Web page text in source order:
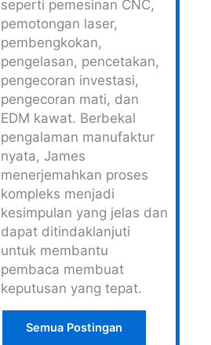
seperti pemesinan CNC,
pemotongan laser,
pembengkokan,
pengelasan, pencetakan,
pengecoran investasi,
pengecoran mati, dan
EDM kawat. Berbekal
pengalaman manufaktur
nyata, James
menerjemahkan proses
kompleks menjadi
kesimpulan yang jelas dan
dapat ditindaklanjuti
untuk membantu
pembaca membuat
keputusan yang tepat.
Semua Postingan